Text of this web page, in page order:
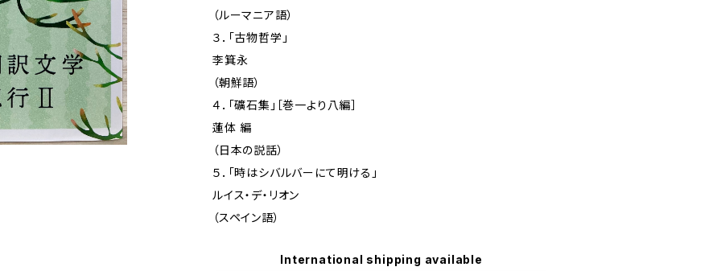
（ルーマニア語）
３．「古物哲学」
李箕永
（朝鮮語）
４．「礦石集」［巻一より八編］
蓮体 編
（日本の説話）
５．「時はシバルバーにて明ける」
ルイス・デ・リオン
（スペイン語）
International shipping available